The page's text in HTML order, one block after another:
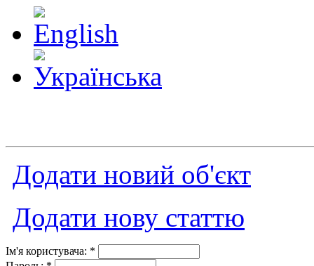
Додати новий об'єкт
Додати нову статтю
Ім'я користувача: *